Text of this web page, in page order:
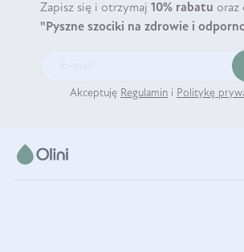
Zapisz się i otrzymaj 10% rabatu oraz
"Pyszne szociki na zdrowie i
Akceptuję Regulamin i Politykę